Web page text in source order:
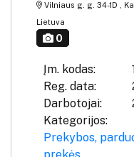
Vilniaus g. g. 34-1D ,
Lietuva
0
Įm. kodas:
Reg. data:
Darbotojai:
Kategorijos:
Prekybos,